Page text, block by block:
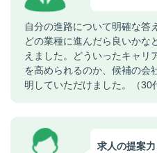
自分の進路について明確な答
どの業種に進んだら良いかな
えました。どういったキャリ
を高められるのか、候補の会
明していただけました。（30
求人の提案